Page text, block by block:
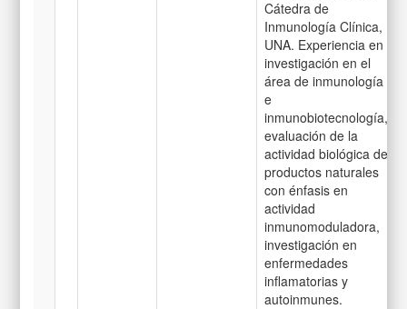
Cátedra de
Inmunología Clínica,
UNA. Experiencia en
investigación en el
área de inmunología
e
inmunobiotecnología,
evaluación de la
actividad biológica de
productos naturales
con énfasis en
actividad
inmunomoduladora,
investigación en
enfermedades
inflamatorias y
autoinmunes.